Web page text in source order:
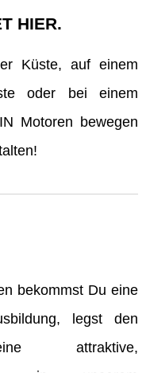
HIER.
Küste, auf einem
oder bei einem
Motoren bewegen
bekommst Du eine
legst den
attraktive,